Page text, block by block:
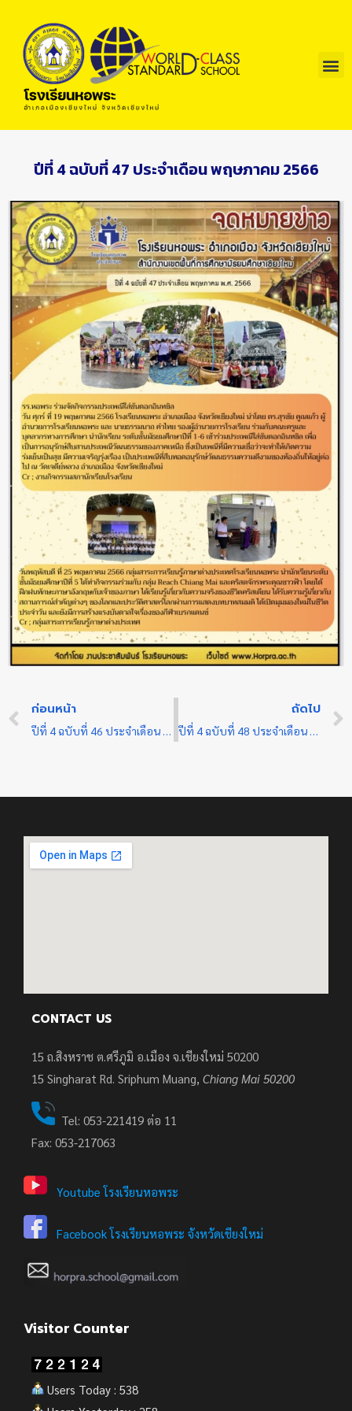
ปีที่ 4 ฉบับที่ 47 ประจำเดือน พฤษภาคม 2566
ก่อนหน้า
ปีที่ 4 ฉบับที่ 46 ประจำเดือน พฤษภาคม 2566
ถัดไป
ปีที่ 4 ฉบับที่ 48 ประจำเดือน พฤษภาคม 2566
CONTACT US
15 ถ.สิงหราช ต.ศรีภูมิ อ.เมือง จ.เชียงใหม่ 50200
15 Singharat Rd. Sriphum Muang, Chiang Mai 50200
Tel: 053-221419 ต่อ 11
Fax: 053-217063
Youtube โรงเรียนหอพระ
Facebook โรงเรียนหอพระ จังหวัดเชียงใหม่
Visitor Counter
Users Today : 538